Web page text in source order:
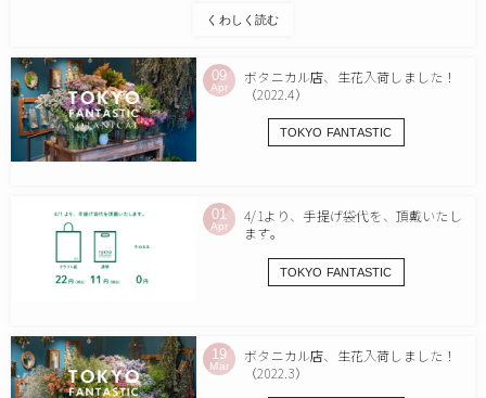
くわしく読む
09
Apr
ボタニカル店、生花入荷しました！
（2022.4）
TOKYO FANTASTIC
01
Apr
4/1より、手提げ袋代を、頂戴いたし
ます。
TOKYO FANTASTIC
19
Mar
ボタニカル店、生花入荷しました！
（2022.3）